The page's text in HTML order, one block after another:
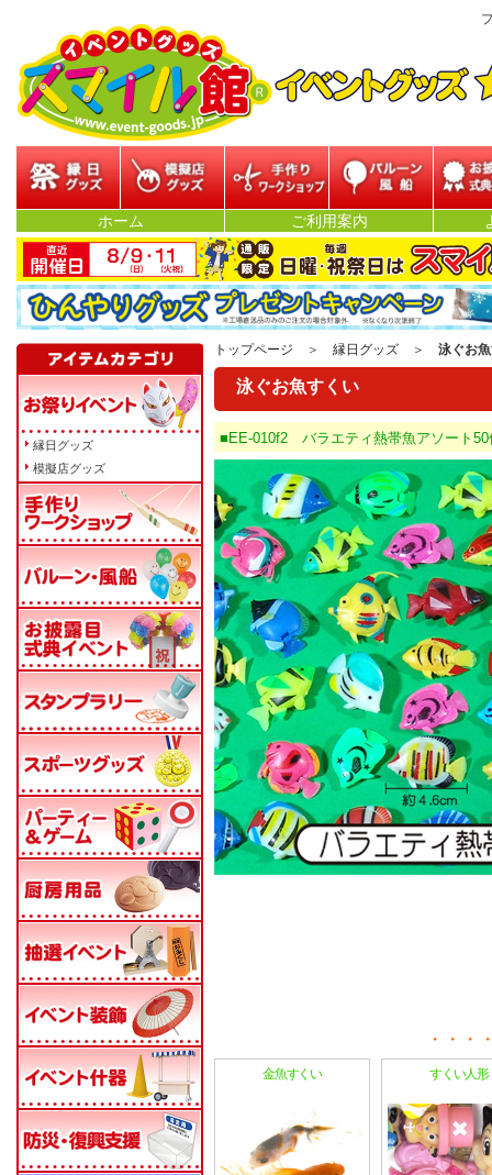
模擬店グッズ 参加型イベント バルーン・風船
お披露目
ベ
ホーム ご利用案内
トップページ ＞ 縁日グッズ ＞ 泳ぐお
泳ぐお魚すくい
■EE-010f2 バラエティ熱帯魚アソート
金魚すくい すくい人形
縁日グッズ
模擬店グッズ